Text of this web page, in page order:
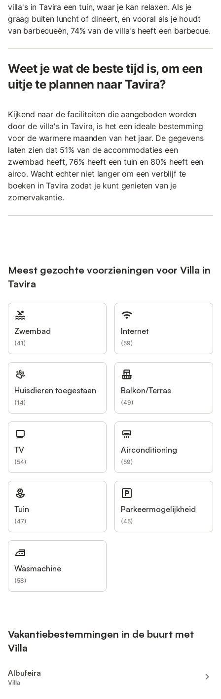
villa's in Tavira een tuin, waar je kan relaxen. Als je
graag buiten luncht of dineert, en vooral als je houdt
van barbecueën, 74% van de villa's heeft een barbecue.
Weet je wat de beste tijd is, om een
uitje te plannen naar Tavira?
Kijkend naar de faciliteiten die aangeboden worden
door de villa's in Tavira, is het een ideale bestemming
voor de warmere maanden van het jaar. De gegevens
laten zien dat 51% van de accommodaties een
zwembad heeft, 76% heeft een tuin en 80% heeft een
airco. Wacht echter niet langer om een verblijf te
boeken in Tavira zodat je kunt genieten van je
zomervakantie.
Meest gezochte voorzieningen voor Villa in
Tavira
Zwembad
(41)
Internet
(59)
Huisdieren toegestaan
(14)
Balkon/Terras
(49)
TV
(54)
Airconditioning
(59)
Tuin
(47)
Parkeermogelijkheid
(45)
Wasmachine
(58)
Vakantiebestemmingen in de buurt met
Villa
Albufeira
Villa